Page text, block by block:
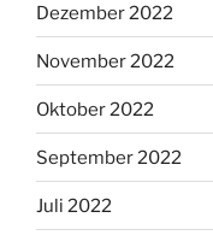
Dezember 2022
November 2022
Oktober 2022
September 2022
Juli 2022